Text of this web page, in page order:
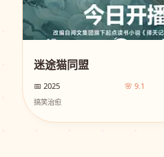
迷途猫同盟
📅 2025 🌸 9.1
搞笑治愈